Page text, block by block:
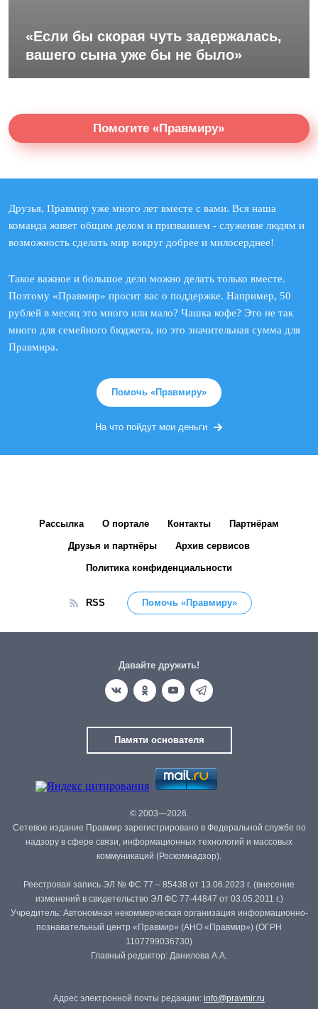
«Если бы скорая чуть задержалась,
вашего сына уже бы не было»
Помогите «Правмиру»
Друзья, Правмир уже много лет вместе с вами. Вся наша
команда живет общим делом и призванием - служение людям и
возможность сделать мир вокруг добрее и милосерднее!
Такое важное и большое дело можно делать только вместе.
Поэтому «Правмир» просит вас о поддержке. Например, 50
рублей в месяц это много или мало? Чашка кофе? Это не так
много для семейного бюджета, но это значительная сумма для
Правмира.
Помочь «Правмиру»
На что пойдут мои деньги
Рассылка О портале Контакты Партнёрам
Друзья и партнёры Архив сервисов
Политика конфиденциальности
RSS Помочь «Правмиру»
Давайте дружить!
Памяти основателя
© 2003—2026.
Сетевое издание Правмир зарегистрировано в Федеральной службе по
надзору в сфере связи, информационных технологий и массовых
коммуникаций (Роскомнадзор).
Реестровая запись ЭЛ № ФС 77 – 85438 от 13.06.2023 г. (внесение
изменений в свидетельство ЭЛ ФС 77-44847 от 03.05.2011 г.)
Учредитель: Автономная некоммерческая организация информационно-
познавательный центр «Правмир» (АНО «Правмир») (ОГРН
1107799036730)
Главный редактор: Данилова А.А.
Адрес электронной почты редакции: info@pravmir.ru